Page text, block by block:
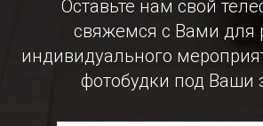
Оставьте нам свой
свяжемся с Вами для
индивидуального
фотобудки под Ваши